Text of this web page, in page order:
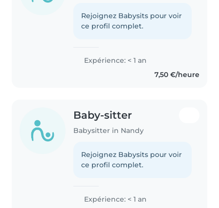
Rejoignez Babysits pour voir
ce profil complet.
Expérience: < 1 an
7,50 €/heure
Baby-sitter
Babysitter in Nandy
Rejoignez Babysits pour voir
ce profil complet.
Expérience: < 1 an